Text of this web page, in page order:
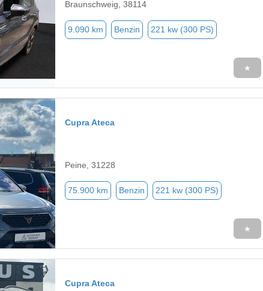
Braunschweig, 38114
9.090 km Benzin 221 kw (300 PS)
★
Cupra Ateca
Peine, 31228
75.900 km Benzin 221 kw (300 PS)
★
Cupra Ateca